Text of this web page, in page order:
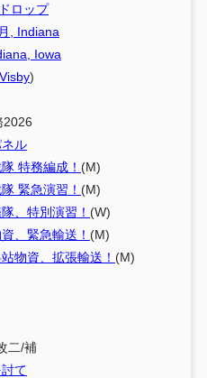
ドロップ
, Indiana
Iowa
)
2026
ネル
特務編成！ (M)
緊急演習！ (M)
、特別演習！ (W)
、緊急輸送！ (M)
物資、拡張輸送！ (M)
二/補
て